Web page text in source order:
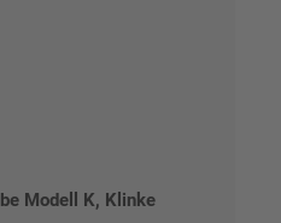
Modell K, Klinke